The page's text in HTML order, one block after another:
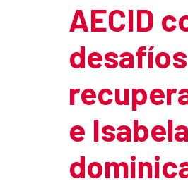
AECID
e